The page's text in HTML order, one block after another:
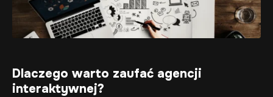
Dlaczego warto zaufać agencji
interaktywnej?